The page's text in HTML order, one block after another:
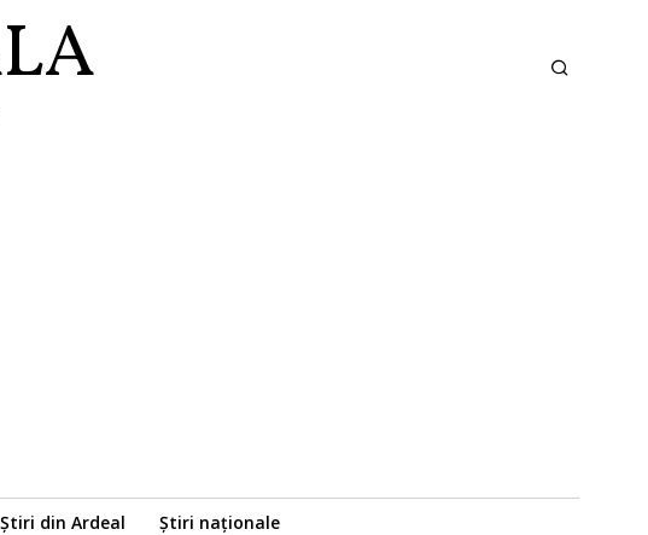
Știri din Ardeal Știri naționale